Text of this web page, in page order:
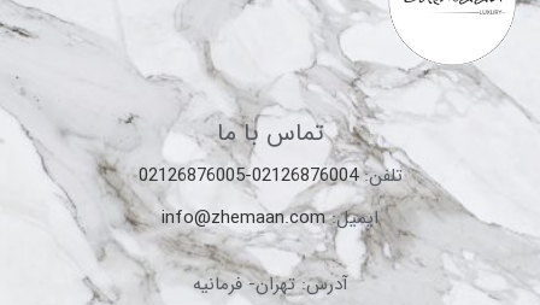
تماس با ما
تلفن:02126876004-02126876005
ایمیل:info@zhemaan.com
آدرس: تهران- فرمانیه